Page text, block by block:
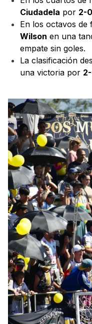
Ciudadela por 2-0
En los octavos de
Wilson en una
empate sin goles.
La clasificación
una victoria por